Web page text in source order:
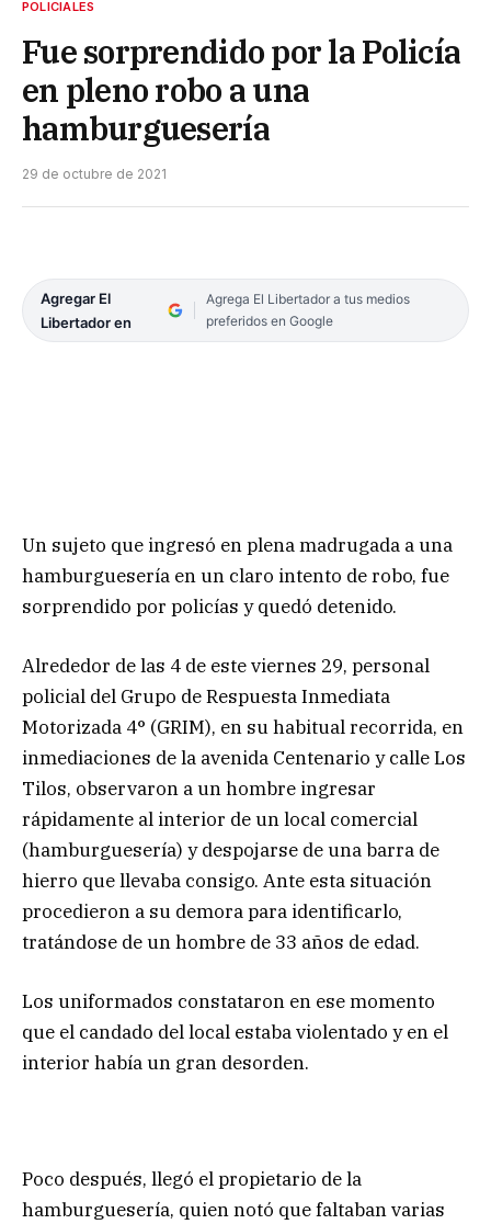
POLICIALES
Fue sorprendido por la Policía
en pleno robo a una
hamburguesería
29 de octubre de 2021
Agregar El
Libertador en
Agrega El Libertador a tus medios
preferidos en Google
Un sujeto que ingresó en plena madrugada a una
hamburguesería en un claro intento de robo, fue
sorprendido por policías y quedó detenido.
Alrededor de las 4 de este viernes 29, personal
policial del Grupo de Respuesta Inmediata
Motorizada 4° (GRIM), en su habitual recorrida, en
inmediaciones de la avenida Centenario y calle Los
Tilos, observaron a un hombre ingresar
rápidamente al interior de un local comercial
(hamburguesería) y despojarse de una barra de
hierro que llevaba consigo. Ante esta situación
procedieron a su demora para identificarlo,
tratándose de un hombre de 33 años de edad.
Los uniformados constataron en ese momento
que el candado del local estaba violentado y en el
interior había un gran desorden.
Poco después, llegó el propietario de la
hamburguesería, quien notó que faltaban varias